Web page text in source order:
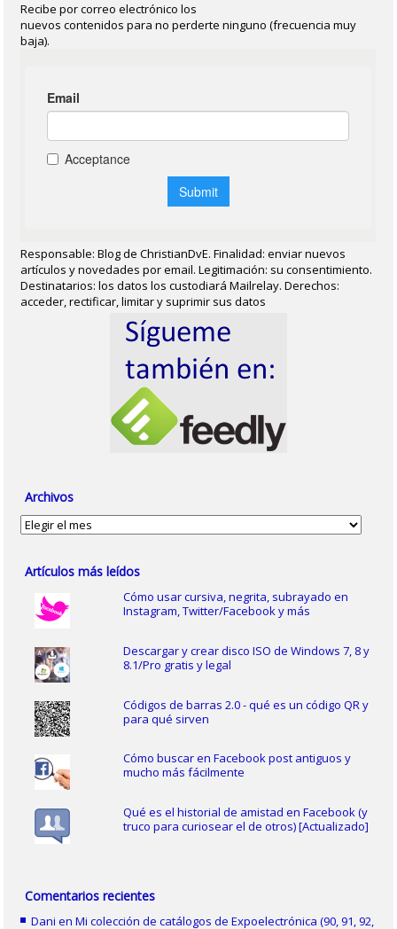
Recibe por correo electrónico los
nuevos contenidos para no perderte ninguno (frecuencia muy
baja).
Responsable: Blog de ChristianDvE. Finalidad: enviar nuevos
artículos y novedades por email. Legitimación: su consentimiento.
Destinatarios: los datos los custodiará Mailrelay. Derechos:
acceder, rectificar, limitar y suprimir sus datos
Archivos
Archivos
Artículos más leídos
Cómo usar cursiva, negrita, subrayado en
Instagram, Twitter/Facebook y más
Descargar y crear disco ISO de Windows 7, 8 y
8.1/Pro gratis y legal
Códigos de barras 2.0 - qué es un código QR y
para qué sirven
Cómo buscar en Facebook post antiguos y
mucho más fácilmente
Qué es el historial de amistad en Facebook (y
truco para curiosear el de otros) [Actualizado]
Comentarios recientes
Dani enMi colección de catálogos de Expoelectrónica (90, 91, 92,